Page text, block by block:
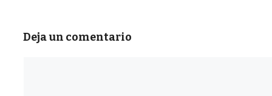
Deja un comentario